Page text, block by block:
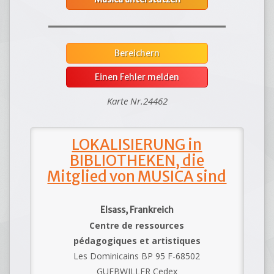
Bereichern
Einen Fehler melden
Karte Nr.24462
LOKALISIERUNG in
BIBLIOTHEKEN, die
Mitglied von MUSICA sind
Elsass, Frankreich
Centre de ressources
pédagogiques et artistiques
Les Dominicains BP 95 F-68502
GUEBWILLER Cedex